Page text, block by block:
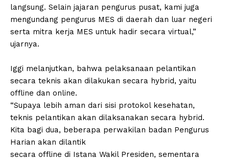
langsung. Selain jajaran pengurus pusat, kami juga
mengundang pengurus MES di daerah dan luar negeri
serta mitra kerja MES untuk hadir secara virtual,”
ujarnya.
Iggi melanjutkan, bahwa pelaksanaan pelantikan
secara teknis akan dilakukan secara hybrid, yaitu
offline dan online.
“Supaya lebih aman dari sisi protokol kesehatan,
teknis pelantikan akan dilaksanakan secara hybrid.
Kita bagi dua, beberapa perwakilan badan Pengurus
Harian akan dilantik
secara offline di Istana Wakil Presiden, sementara